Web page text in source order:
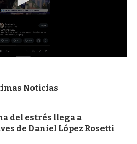
Noticias
del estrés llega a
de Daniel López Rosetti